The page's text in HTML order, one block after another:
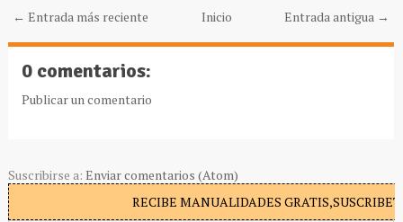
← Entrada más reciente Entrada antigua →
Inicio
0 comentarios:
Publicar un comentario
Suscribirse a: Enviar comentarios (Atom)
RECIBE MANUALIDADES